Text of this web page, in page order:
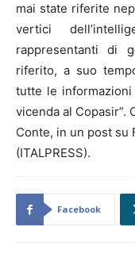
mai state riferite
vertici
rappresentanti di
riferito, a suo
tutte le
vicenda al Copasir”.
Conte, in un post su
(ITALPRESS).
Facebook